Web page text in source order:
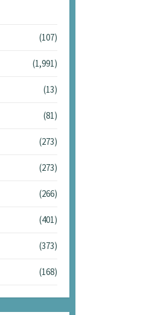
(107)
(1,991)
(13)
(81)
(273)
(273)
(266)
(401)
(373)
(168)